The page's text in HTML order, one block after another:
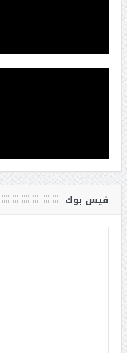
فيس بوك